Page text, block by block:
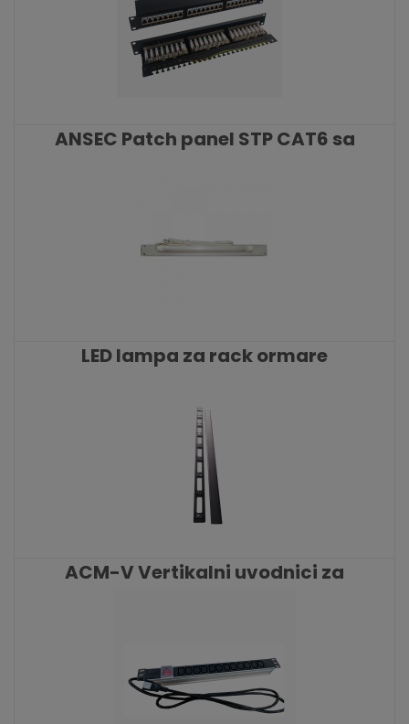
ANSEC Patch panel STP CAT6 sa
LED lampa za rack ormare
ACM-V Vertikalni uvodnici za